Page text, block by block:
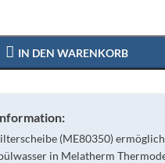
IN DEN WARENKORB
(ME80350)
in Melatherm